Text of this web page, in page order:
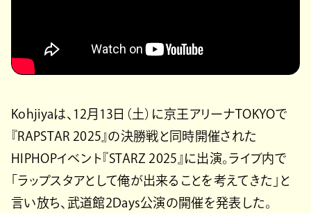
Kohjiyaは、12月13日（土）に京王アリーナTOKYOで
『RAPSTAR 2025』の決勝戦と同時開催された
HIPHOPイベント『STARZ 2025』に出演。ライブ内で
「ラップスタアとして俺が出来ることを考えてきた」と
言い放ち、武道館2Days公演の開催を発表した。